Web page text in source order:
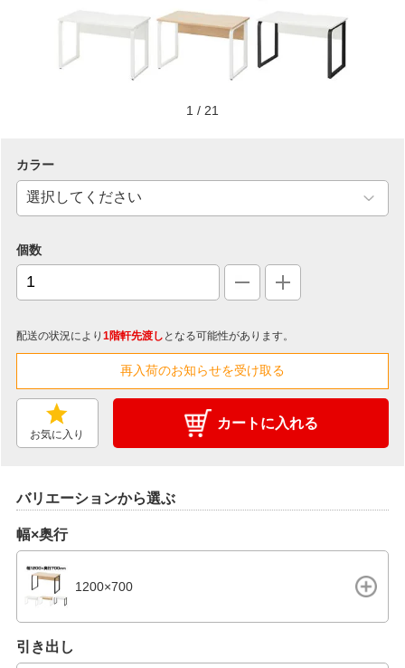
1 / 21
カラー
個数
配送の状況により 1階軒先渡し となる可能性があります。
お気に入り
カートに入れる
バリエーションから選ぶ
幅×奥行
1200×700
引き出し